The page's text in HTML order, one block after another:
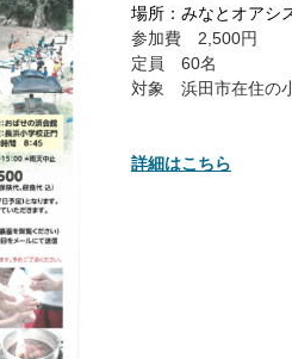
場所：みなとオアシ
参加費 2,500円
定員 60名
対象 浜田市在住の
詳細はこちら